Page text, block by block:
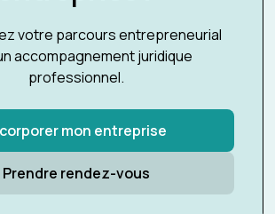
votre parcours entrepreneurial
accompagnement juridique
professionnel.
mon entreprise
Prendre rendez-vous